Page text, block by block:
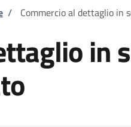
/ Commercio al dettaglio in
in